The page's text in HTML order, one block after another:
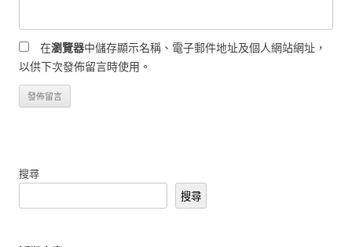
在瀏覽器中儲存顯示名稱、電子郵件地址及個人網站網址，
以供下次發佈留言時使用。
搜尋
搜尋